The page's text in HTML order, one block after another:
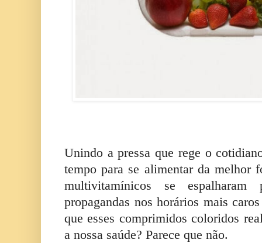
Unindo a pressa que rege o
tempo para se alimentar da melhor
multivitamínicos se
propagandas nos horários mais
que esses comprimidos coloridos
a nossa saúde? Parece que não.